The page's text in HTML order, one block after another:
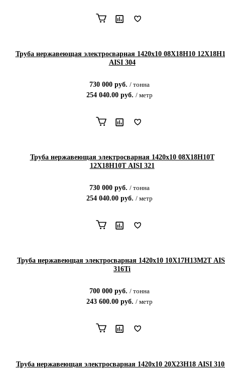
Труба нержавеющая электросварная 1420х10 08Х18Н10
AISI 304
730 000 руб. / тонна
254 040.00 руб. / метр
Труба нержавеющая электросварная 1420х10 08Х18Н10Т
12Х18Н10Т AISI 321
730 000 руб. / тонна
254 040.00 руб. / метр
Труба нержавеющая электросварная 1420х10 10Х17Н13М2Т
316Ti
700 000 руб. / тонна
243 600.00 руб. / метр
Труба нержавеющая электросварная 1420х10 20Х23Н18 AISI